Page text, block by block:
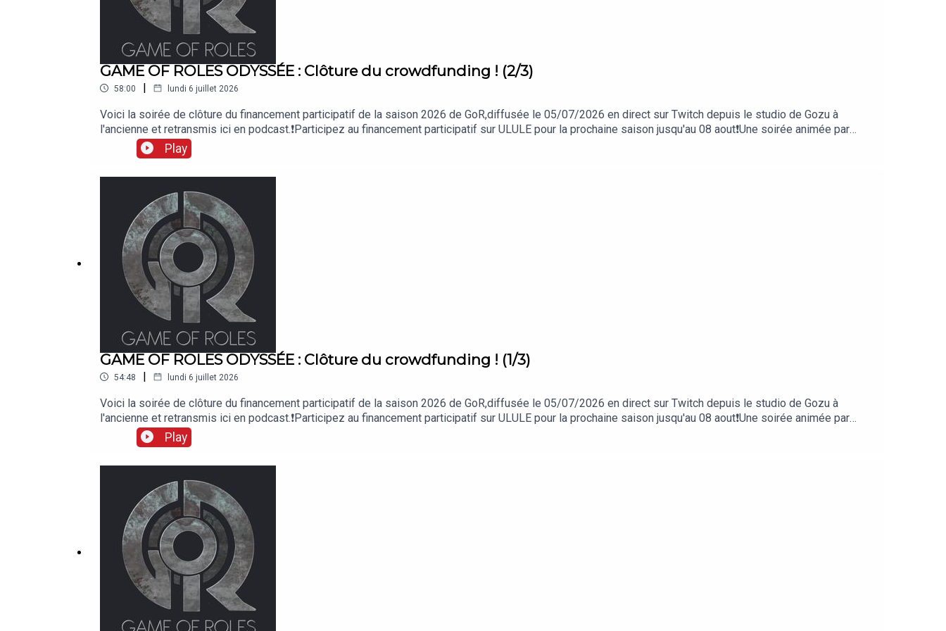
GAME OF ROLES ODYSSÉE : Clôture du crowdfunding ! (2/3)
58:00 | lundi 6 juillet 2026
Voici la soirée de clôture du financement participatif de la saison 2026 de GoR,diffusée le 05/07/2026 en direct sur Twitch depuis le studio de Gozu à
l'ancienne et retransmis ici en podcast.❗Participez au financement participatif sur ULULE pour la prochaine saison jusqu'au 08 aout❗Une soirée animée par
MisterMv, Fibre Tigre, Lâm, Lydia, Daz, mais également Victor et LaurèneUne production GozultingMontage du podcast par Zu====Ecoutez Game of Roles
sur Apple Podcasts: podcasts.apple.com/fr/podcast/game…ic/id1350491357Ecoutez Game of Roles sur n'importe quelle app de
Qualiter: twitch.tv/dequaliter
Play
GAME OF ROLES ODYSSÉE : Clôture du crowdfunding ! (1/3)
54:48 | lundi 6 juillet 2026
Voici la soirée de clôture du financement participatif de la saison 2026 de GoR,diffusée le 05/07/2026 en direct sur Twitch depuis le studio de Gozu à
l'ancienne et retransmis ici en podcast.❗Participez au financement participatif sur ULULE pour la prochaine saison jusqu'au 08 aout❗Une soirée animée par
MisterMv, Fibre Tigre, Lâm, Lydia, Daz, mais également Victor et LaurèneUne production GozultingMontage du podcast par Zu====Ecoutez Game of Roles
sur Apple Podcasts: podcasts.apple.com/fr/podcast/game…ic/id1350491357Ecoutez Game of Roles sur n'importe quelle app de
Qualiter: twitch.tv/dequaliter
Play